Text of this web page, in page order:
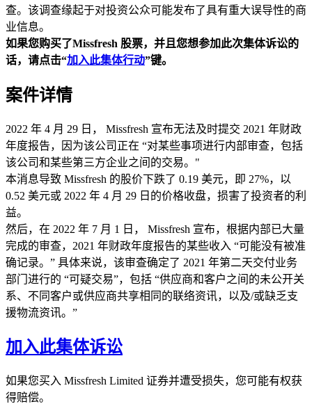
查。该调查缘起于对投资公众可能发布了具有重大误导性的商
业信息。
如果您购买了Missfresh 股票，并且您想参加此次集体诉讼的
话，请点击“加入此集体行动”键。
案件详情
2022 年 4 月 29 日， Missfresh 宣布无法及时提交 2021 年财政
年度报告，因为该公司正在 “对某些事项进行内部审查，包括
该公司和某些第三方企业之间的交易。"
本消息导致 Missfresh 的股价下跌了 0.19 美元，即 27%，以
0.52 美元或 2022 年 4 月 29 日的价格收盘，损害了投资者的利
益。
然后，在 2022 年 7 月 1 日， Missfresh 宣布，根据内部已大量
完成的审查，2021 年财政年度报告的某些收入 “可能没有被准
确记录。” 具体来说，该审查确定了 2021 年第二天交付业务
部门进行的 “可疑交易”，包括 “供应商和客户之间的未公开关
系、不同客户或供应商共享相同的联络资讯，以及/或缺乏支
援物流资讯。”
加入此集体诉讼
如果您买入 Missfresh Limited 证券并遭受损失，您可能有权获
得赔偿。